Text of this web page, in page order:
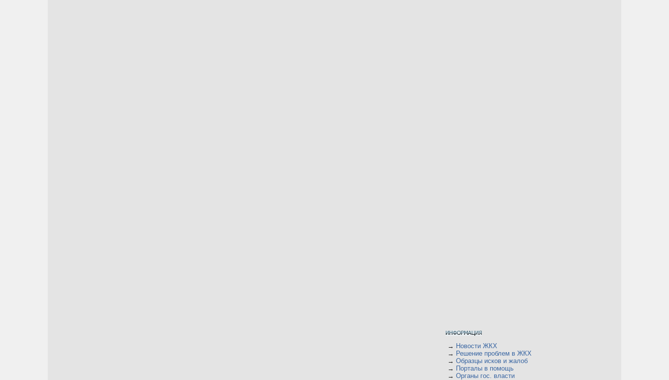
→ Новости ЖКХ
→ Решение проблем в ЖКХ
→ Образцы исков и жалоб
→ Порталы в помощь
→ Органы гос. власти